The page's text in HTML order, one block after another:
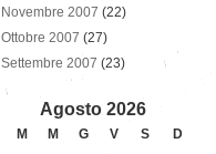
Novembre 2007 (22)
Ottobre 2007 (27)
Settembre 2007 (23)
Agosto 2026
M M G V S
D